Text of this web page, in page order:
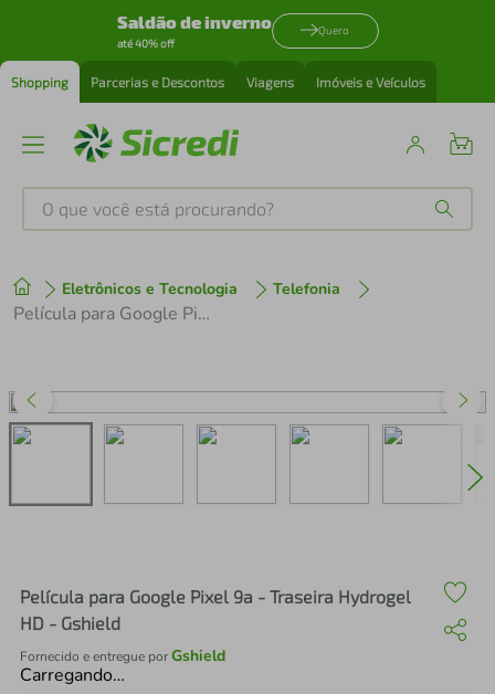
Saldão de inverno
até 40% off
Quero
Shopping Parcerias e Descontos Viagens Imóveis e Veículos
O que você está procurando?
Eletrônicos e Tecnologia Telefonia
Película para Google Pixel 9a - Traseira Hydrogel HD - Gshield
Película para Google Pixel 9a - Traseira Hydrogel
HD - Gshield
Fornecido e entregue porGshield
Carregando…
1º tenis
perfume